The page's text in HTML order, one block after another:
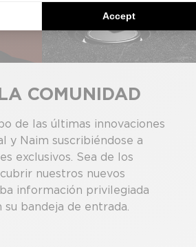
COMUNIDAD
de las últimas innovaciones
y Naim suscribiéndose a
exclusivos. Sea de los
nuestros nuevos
información privilegiada
bandeja de entrada.